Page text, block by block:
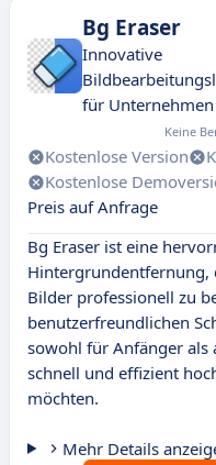
Bg Eraser
Innovative
für Unternehmen
Keine
Kostenlose Version
Kostenlose
Preis auf Anfrage
Bg Eraser ist eine
Hintergrundentfernung,
Bilder professionell zu
benutzerfreundlichen
sowohl für Anfänger als
schnell und effizient
möchten.
Mehr Details